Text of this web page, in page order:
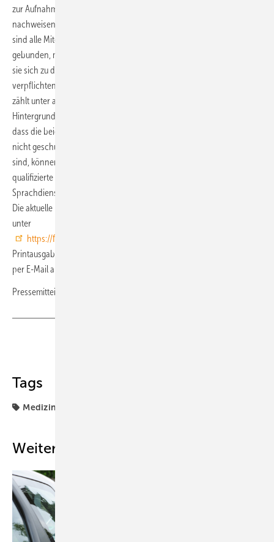
zur Aufnahme in den Verband ihre Qualifikation für den Beruf
nachweisen. Zudem
sind alle Mitglieder an die Berufs- und Ehrenordnung des BDÜ
gebunden, mit der
sie sich zu den Standards einer professionellen Berufsausübung
verpflichten. Dazu
zählt unter anderem auch die Pflicht zur Verschwiegenheit. Vor dem
Hintergrund,
dass die beiden Berufsbezeichnungen Dolmetscher und Übersetzer
nicht geschützt
sind, können Auftraggeber so sicher sein, in der Fachliste Medizin nur
qualifizierte
Sprachdienstleister zu finden.
Die aktuelle Broschüre steht jetzt im PDF-Format auf der BDÜ-Website
unter
https://fachlisten.bdue.de
Printausgabe
per E-Mail an
Pressemitteilung:
Tags
Medizin
Weitere Inhalte